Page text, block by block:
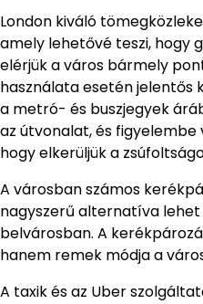
London kiváló
amely lehetővé teszi, hogy
elérjük a város bármely
használata esetén jelentős
a metró- és buszjegyek
az útvonalat, és figyelembe
hogy elkerüljük a
A városban számos
nagyszerű alternatíva lehet
belvárosban. A
hanem remek módja a
A taxik és az Uber